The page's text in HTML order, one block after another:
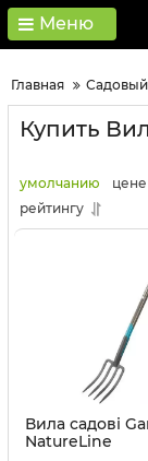
Меню
Главная
Купить
умолчанию цене
рейтингу
Вила садові
NatureLine